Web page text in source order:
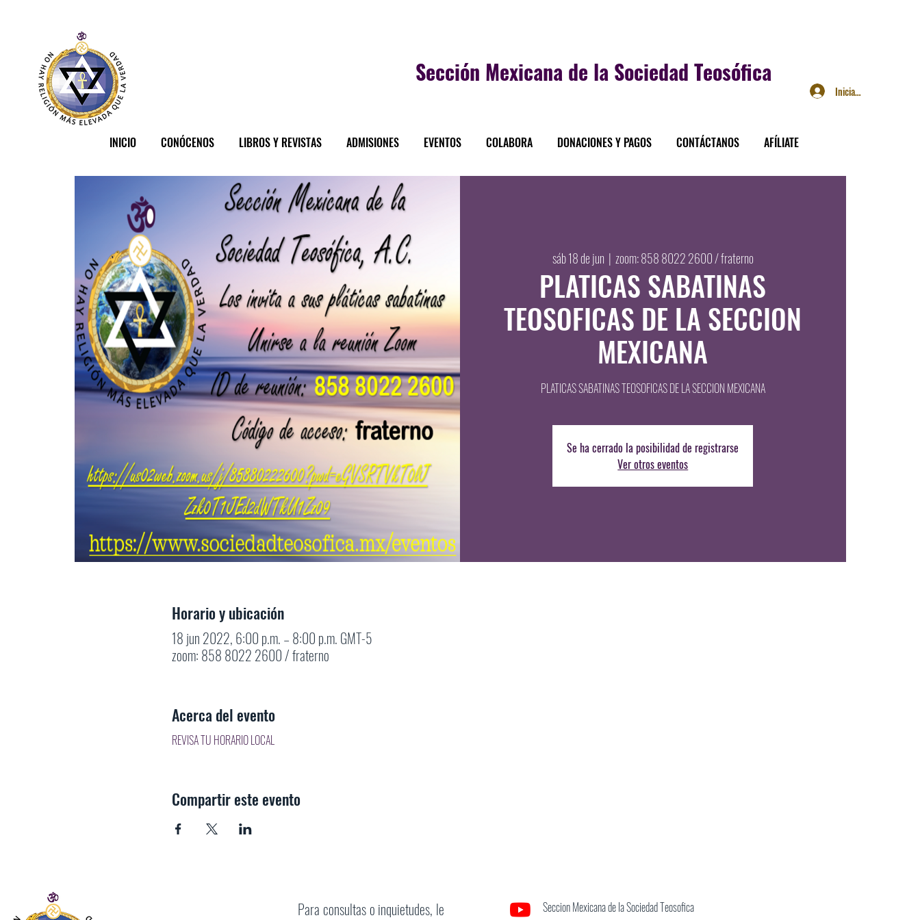
Sección Mexicana de la Sociedad Teosófica
INICIO CONÓCENOS LIBROS Y REVISTAS ADMISIONES EVENTOS COLABORA DONACIONES Y PAGOS CONTÁCTANOS AFÍLIATE
Iniciar sesión
sáb 18 de jun
  |
zoom: 858 8022 2600 / fraterno
PLATICAS SABATINAS
TEOSOFICAS DE LA SECCION
MEXICANA
PLATICAS SABATINAS TEOSOFICAS DE LA SECCION MEXICANA
Se ha cerrado la posibilidad de registrarse
Ver otros eventos
Horario y ubicación
18 jun 2022, 6:00 p.m. – 8:00 p.m. GMT-5
zoom: 858 8022 2600 / fraterno
Acerca del evento
REVISA TU HORARIO LOCAL
Compartir este evento
Para consultas o inquietudes, le
Seccion Mexicana de la Sociedad Teosofica